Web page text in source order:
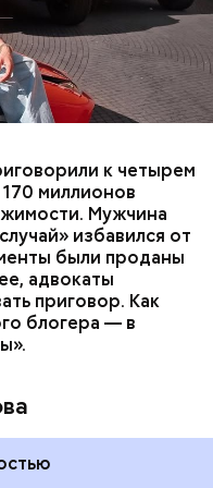
к четырем
миллионов
Мужчина
избавился от
были проданы
адвокаты
приговор. Как
блогера — в
преступных
В тот же день
ДЕНЬГИ
МВД
потерпевших
На первом же
отравить
посчитали, что
родителей,
бы сыну. Но
заявил, что ранее